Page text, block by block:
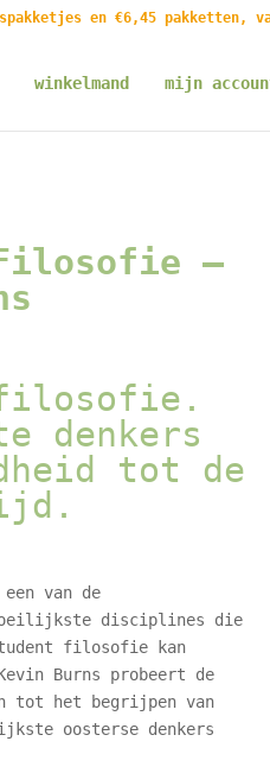
en €6,45 pakketten,
winkelmand mijn
–
filosofie.
denkers
tot de
van de
moeilijkste disciplines die
filosofie kan
Burns probeert de
tot het begrijpen van
oosterse denkers